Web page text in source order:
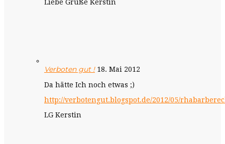
Liebe Grüße Kerstin
Verboten gut ! 18. Mai 2012
Da hätte Ich noch etwas ;)
http://verbotengut.blogspot.de/2012/05/
LG Kerstin